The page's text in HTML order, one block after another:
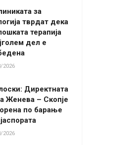
за
тврдат дека
терапија
дел е
2026
Директната
Женева – Скопје
по барање
2026